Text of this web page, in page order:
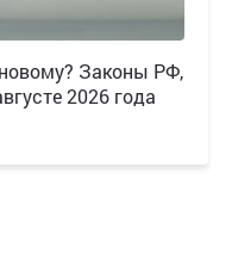
Законы РФ,
2026 года